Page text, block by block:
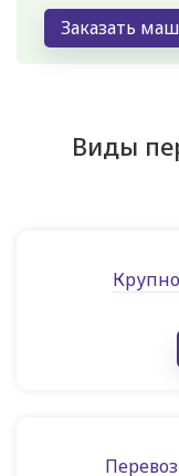
Заказать
Виды